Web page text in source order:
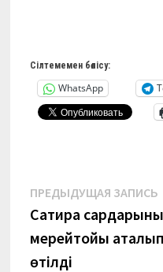
Сілтемемен бөлісу:
WhatsApp
Навигация
по
записям
ПРЕДЫДУЩАЯ ЗАПИСЬ
Сатира сардарының
мерейтойы аталып
өтілді